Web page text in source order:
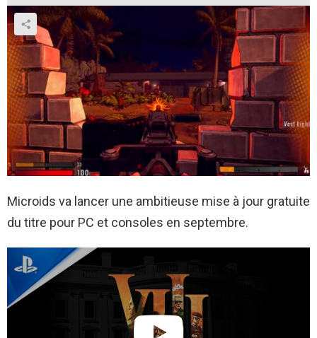
Microids va lancer une ambitieuse mise à jour gratuite
du titre pour PC et consoles en septembre.